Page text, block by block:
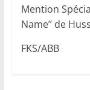
Mention
Name’’ de
FKS/ABB